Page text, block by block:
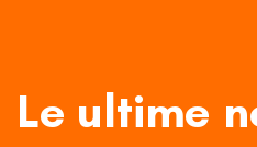
Le ultime